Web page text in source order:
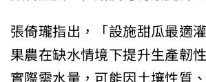
張倚瓏指出，「設施甜瓜最適
果農在缺水情境下提升生產韌